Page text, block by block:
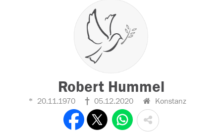
Robert Hummel
20.11.1970 05.12.2020 Konstanz